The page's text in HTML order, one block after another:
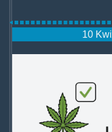
10
marihuany-